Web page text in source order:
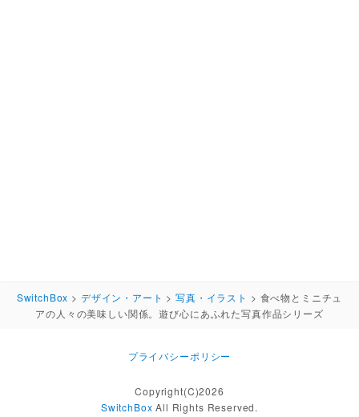
SwitchBox > デザイン・アート >写真・イラスト > 食べ物とミニチュ
アの人々の美味しい関係。遊び心にあふれた写真作品シリーズ
プライバシーポリシー
Copyright(C)2026
SwitchBox All Rights Reserved.